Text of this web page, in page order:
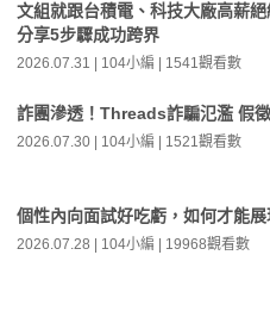
文組就跟台積電、科技大廠高薪
分享5步驟成功跨界
2026.07.31 | 104小編 | 1541觀看數
詐團滲透！Threads詐騙氾濫 假
2026.07.30 | 104小編 | 1521觀看數
個性內向面試好吃虧，如何才能展
2026.07.28 | 104小編 | 19968觀看數